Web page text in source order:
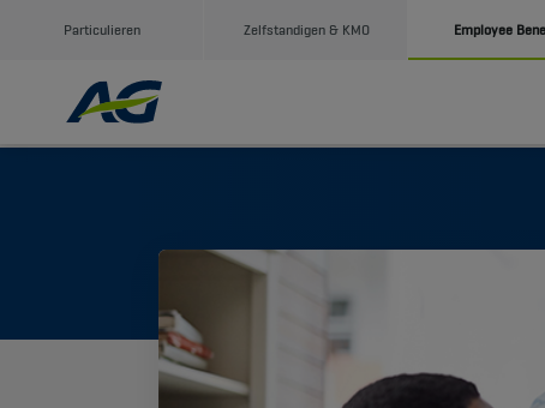
Particulieren Zelfstandigen & KMO Employee